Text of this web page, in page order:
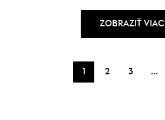
ZOBRAZIŤ VIAC
1 2 3 …